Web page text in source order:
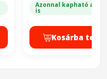
Azonnal kapható a
is
Kosárba